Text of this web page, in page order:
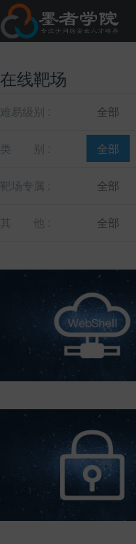
在线靶场
难易级别 : 全部
类 别 : 全部
靶场专属 : 全部
其 他 : 全部